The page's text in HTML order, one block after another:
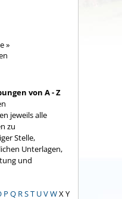
»
von A - Z
jeweils alle
zu
Stelle,
Unterlagen,
und
P Q RST UVWX Y